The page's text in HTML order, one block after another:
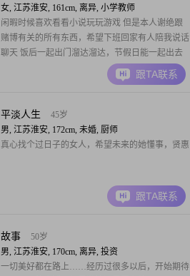
女, 江苏淮安, 161cm, 离异, 小学教师
闲暇时候喜欢看看小说玩玩游戏 但是本人谢绝跟
赌博有关的所有东西，希望下班回家有人陪我说话
聊天 饭后一起出门溜达溜达，节假日能一起出去
旅游的，本人性格属于随和型的 不喜欢男性赌钱
如果认可我的可以给我信息 ，谢谢
跟TA联系
平淡人生
45岁
男, 江苏淮安, 172cm, 未婚, 厨师
真心找个过日子的女人，希望未来的她懂事，贤惠
跟TA联系
故事
50岁
男, 江苏淮安, 170cm, 离异, 投资
一切美好都在路上……经历过很多以后，开始期待